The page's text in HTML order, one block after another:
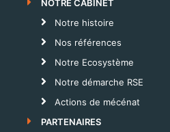
NOTRE CABINET
Notre histoire
Nos références
Notre Ecosystème
Notre démarche RSE
Actions de mécénat
PARTENAIRES